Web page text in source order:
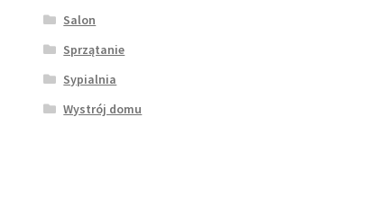
Salon
Sprzątanie
Sypialnia
Wystrój domu